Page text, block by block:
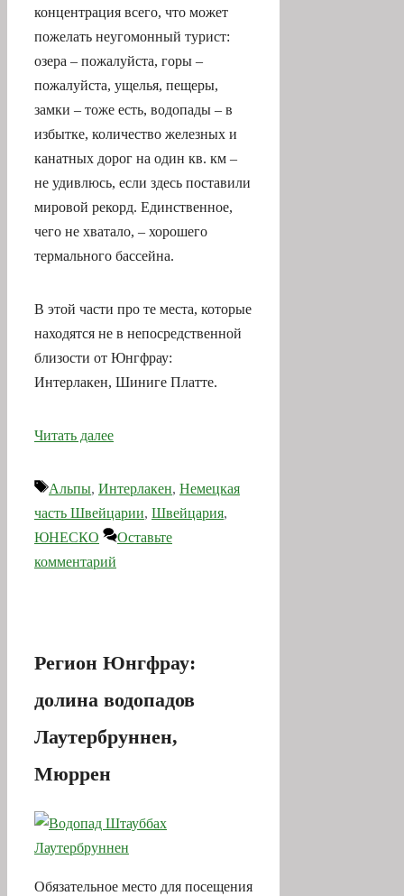
концентрация всего, что может
пожелать неугомонный турист:
озера – пожалуйста, горы –
пожалуйста, ущелья, пещеры,
замки – тоже есть, водопады – в
избытке, количество железных и
канатных дорог на один кв. км –
не удивлюсь, если здесь поставили
мировой рекорд. Единственное,
чего не хватало, – хорошего
термального бассейна.
В этой части про те места, которые
находятся не в непосредственной
близости от Юнгфрау:
Интерлакен, Шиниге Платте.
Читать далее
Метки
Альпы, Интерлакен, Немецкая
часть Швейцарии, Швейцария,
ЮНЕСКО
Оставьте
комментарий
Регион Юнгфрау:
долина водопадов
Лаутербруннен,
Мюррен
Обязательное место для посещения